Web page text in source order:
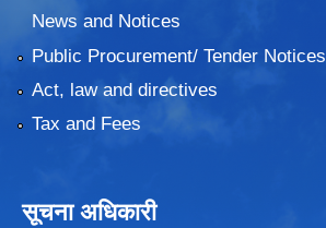
News and Notices
Public Procurement/ Tender Notices
Act, law and directives
Tax and Fees
सूचना अधिकारी